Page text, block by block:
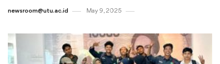
newsroom@utu.ac.id May 9 , 2025